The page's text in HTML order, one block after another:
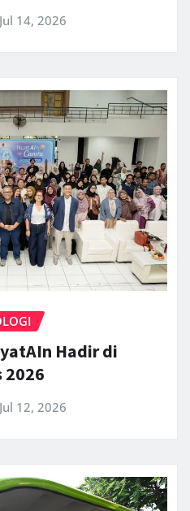
Jul 14, 2026
Hadir di
2026
Jul 12, 2026